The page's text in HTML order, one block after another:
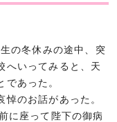
の冬休みの途中、突
へいってみると、天
であった。
のお話があった。
に座って陛下の御病